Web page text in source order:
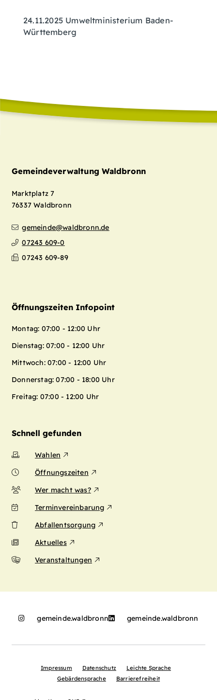
24.11.2025 Umweltministerium Baden-
Württemberg
Gemeindeverwaltung Waldbronn
Marktplatz 7
76337 Waldbronn
gemeinde@waldbronn.de
07243 609-0
07243 609-89
Öffnungszeiten Infopoint
Montag: 07:00 - 12:00 Uhr
Dienstag: 07:00 - 12:00 Uhr
Mittwoch: 07:00 - 12:00 Uhr
Donnerstag: 07:00 - 18:00 Uhr
Freitag: 07:00 - 12:00 Uhr
Schnell gefunden
Wahlen
Öffnungszeiten
Wer macht was?
Terminvereinbarung
Abfallentsorgung
Aktuelles
Veranstaltungen
gemeinde.waldbronn gemeinde.waldbronn
Impressum Datenschutz
Leichte Sprache
Gebärdensprache
Barrierefreiheit